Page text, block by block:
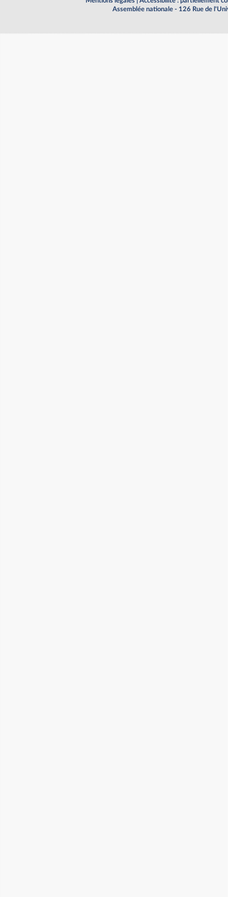
Assemblée nationale - 126 Rue de